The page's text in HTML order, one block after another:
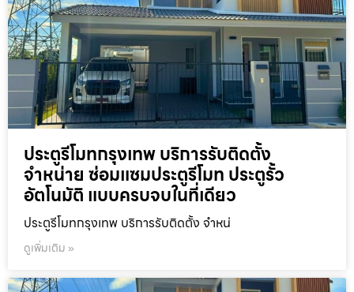
ประตูรีโมทกรุงเทพ บริการรับติดตั้ง
จำหน่าย ซ่อมแซมประตูรีโมท ประตูรั้ว
อัตโนมัติ แบบครบจบในที่เดียว
ประตูรีโมทกรุงเทพ บริการรับติดตั้ง จำหน่
ดูเพิ่มเติม »